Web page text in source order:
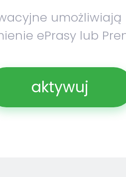
umożliwiają
ePrasy lub
aktywuj